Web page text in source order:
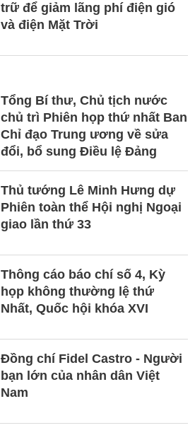
trữ để giảm lãng phí điện gió
và điện Mặt Trời
Tổng Bí thư, Chủ tịch nước
chủ trì Phiên họp thứ nhất Ban
Chỉ đạo Trung ương về sửa
đổi, bổ sung Điều lệ Đảng
Thủ tướng Lê Minh Hưng dự
Phiên toàn thể Hội nghị Ngoại
giao lần thứ 33
Thông cáo báo chí số 4, Kỳ
họp không thường lệ thứ
Nhất, Quốc hội khóa XVI
Đồng chí Fidel Castro - Người
bạn lớn của nhân dân Việt
Nam